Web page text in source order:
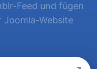
Feed und fügen
Joomla-Website